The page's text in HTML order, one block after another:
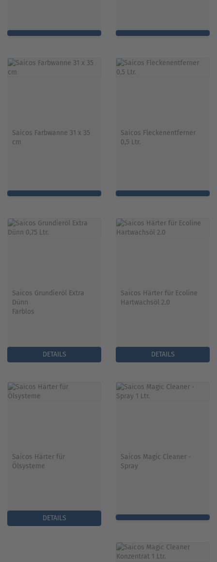
Saicos Farbwanne 31 x 35
cm
Saicos Fleckenentferner
0,5 Ltr.
Saicos Grundieröl Extra
Dünn
Farblos
DETAILS
Saicos Härter für Ecoline
Hartwachsöl 2.0
DETAILS
Saicos Härter für
Ölsysteme
DETAILS
Saicos Magic Cleaner -
Spray